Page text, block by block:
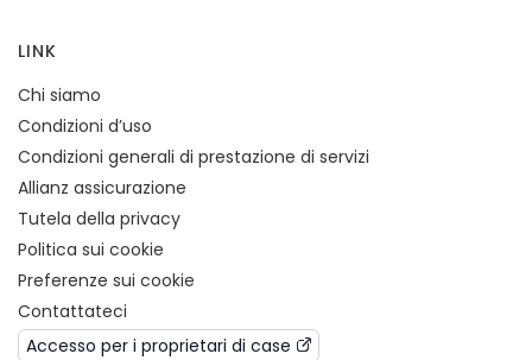
LINK
Chi siamo
Condizioni d’uso
Condizioni generali di prestazione di servizi
Allianz assicurazione
Tutela della privacy
Politica sui cookie
Preferenze sui cookie
Contattateci
Accesso per i proprietari di case